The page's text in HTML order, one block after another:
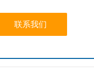
联系我们